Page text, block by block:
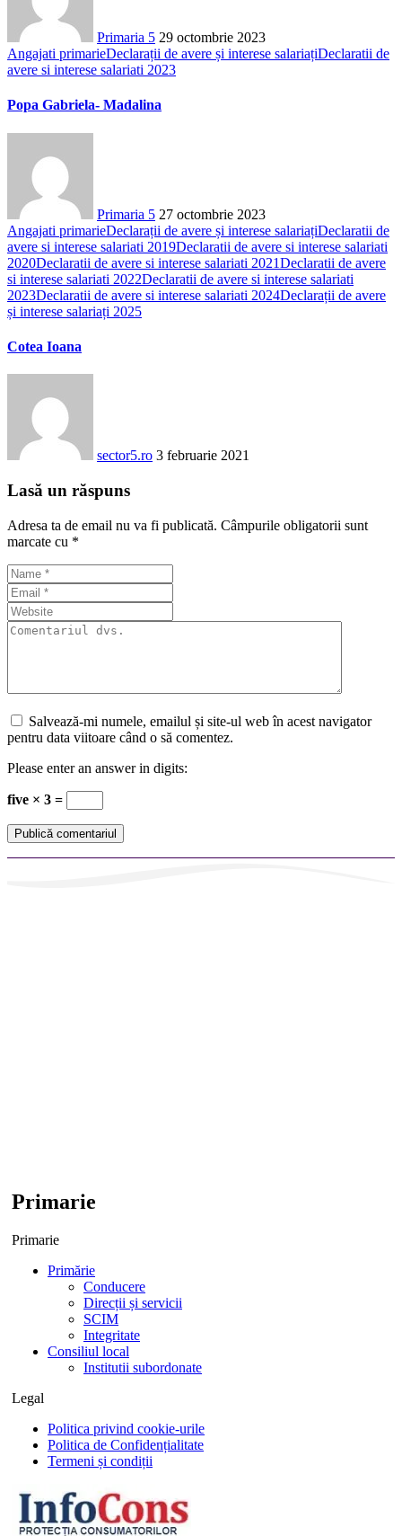
Primaria 5 29 octombrie 2023
Angajati primarieDeclarații de avere și interese salariațiDeclaratii de
avere si interese salariati 2023
Popa Gabriela- Madalina
Primaria 5 27 octombrie 2023
Angajati primarieDeclarații de avere și interese salariațiDeclaratii de
avere si interese salariati 2019Declaratii de avere si interese salariati
2020Declaratii de avere si interese salariati 2021Declaratii de avere
si interese salariati 2022Declaratii de avere si interese salariati
2023Declaratii de avere si interese salariati 2024Declarații de avere
și interese salariați 2025
Cotea Ioana
sector5.ro 3 februarie 2021
Lasă un răspuns
Adresa ta de email nu va fi publicată. Câmpurile obligatorii sunt
marcate cu *
Salvează-mi numele, emailul și site-ul web în acest navigator
pentru data viitoare când o să comentez.
Please enter an answer in digits:
five × 3 =
Primarie
Primarie
Primărie
Conducere
Direcții și servicii
SCIM
Integritate
Consiliul local
Institutii subordonate
Legal
Politica privind cookie-urile
Politica de Confidențialitate
Termeni și condiții